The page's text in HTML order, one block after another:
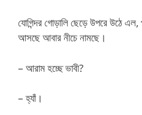
যোগিন্দর গোড়ালি ছেড়ে উপরে উঠে এল,
আসছে আবার নীচে নামছে।
– আরাম হচ্ছে ভাবী?
– হ্যাঁ।